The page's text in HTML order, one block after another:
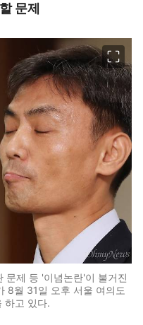
문제
문제 등 '이념논란'이 불거진
8월 31일 오후 서울 여의도
하고 있다.